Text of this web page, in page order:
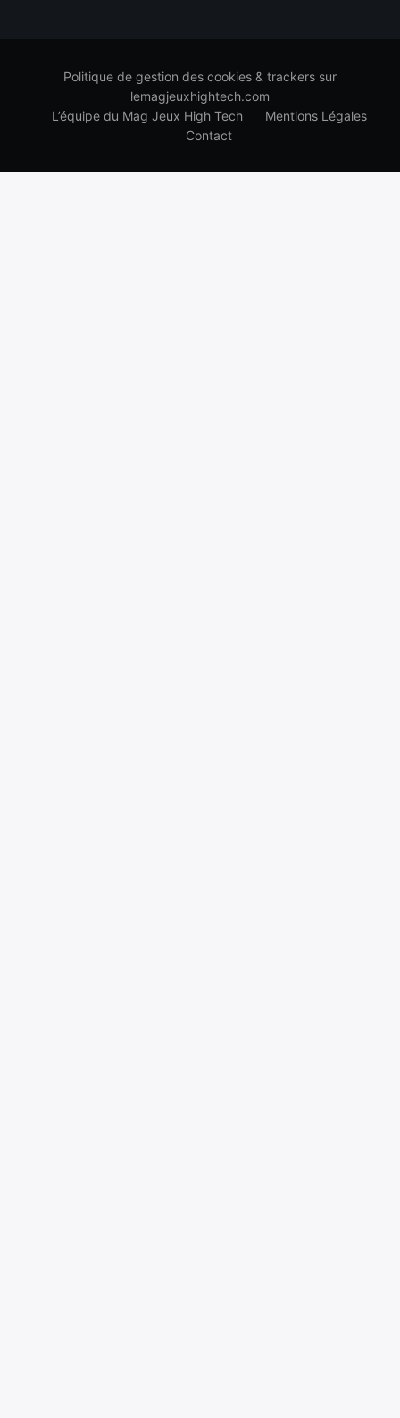
Politique de gestion des cookies & trackers sur
lemagjeuxhightech.com
L’équipe du Mag Jeux High Tech
Mentions Légales
Contact